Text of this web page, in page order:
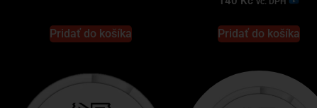
Pridať do košíka Pridať do košíka